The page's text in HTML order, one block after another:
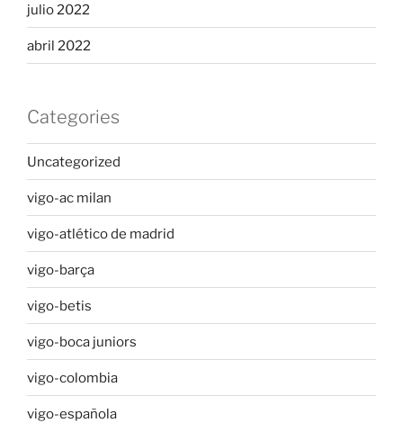
julio 2022
abril 2022
Categories
Uncategorized
vigo-ac milan
vigo-atlético de madrid
vigo-barça
vigo-betis
vigo-boca juniors
vigo-colombia
vigo-española